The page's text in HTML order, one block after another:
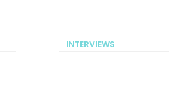
INTERVIEWS